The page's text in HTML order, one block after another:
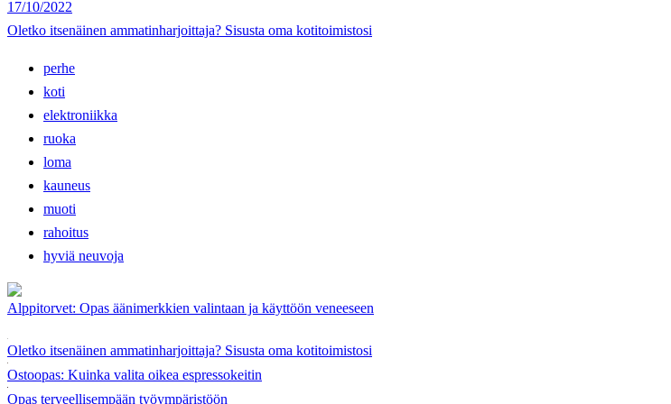
17/10/2022
Oletko itsenäinen ammatinharjoittaja? Sisusta oma kotitoimistosi
perhe
koti
elektroniikka
ruoka
loma
kauneus
muoti
rahoitus
hyviä neuvoja
Alppitorvet: Opas äänimerkkien valintaan ja käyttöön veneeseen
Oletko itsenäinen ammatinharjoittaja? Sisusta oma kotitoimistosi
Ostoopas: Kuinka valita oikea espressokeitin
Opas terveellisempään työympäristöön